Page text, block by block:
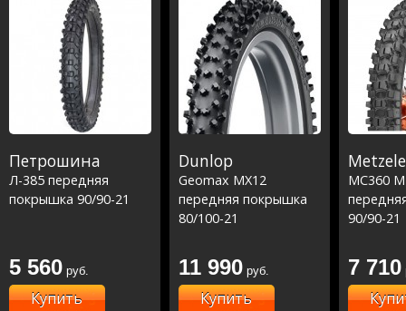
Петрошина
Л-385 передняя
покрышка 90/90-21
5 560 руб.
Купить
Dunlop
Geomax MX12
передняя покрышка
80/100-21
11 990 руб.
Купить
MC360
90/90-21
7 710